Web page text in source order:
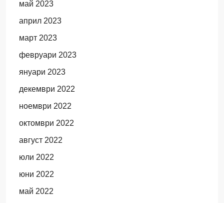
май 2023
април 2023
март 2023
февруари 2023
януари 2023
декември 2022
ноември 2022
октомври 2022
август 2022
юли 2022
юни 2022
май 2022